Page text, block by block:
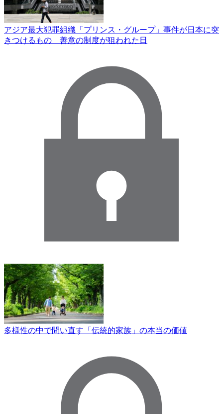
アジア最大犯罪組織「プリンス・グループ」事件が日本に突
きつけるもの 善意の制度が狙われた日
多様性の中で問い直す「伝統的家族」の本当の価値